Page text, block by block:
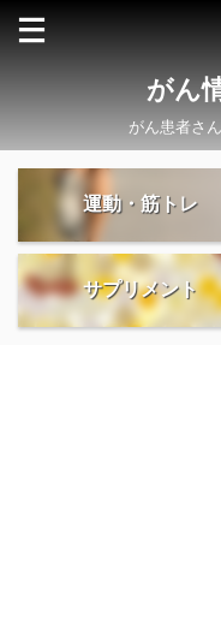
がん
がん患者さ
運動・筋トレ
サプリメント